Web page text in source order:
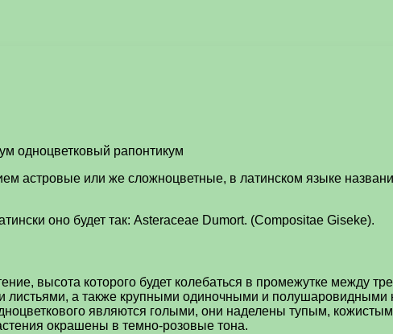
астровые или же сложноцветные, в латинском языке
оно будет так: Asteraceae Dumort. (Compositae Giseke).
высота которого будет колебаться в промежутке между
листьями, а также крупными одиночными и полушаровидными
являются голыми, они наделены тупым,
окрашены в темно-розовые тона.